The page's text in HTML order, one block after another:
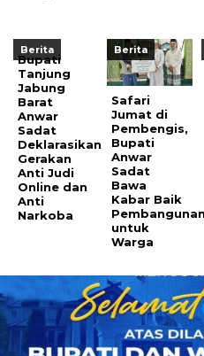
Berita
Bupati
Tanjung
Jabung
Barat
Anwar
Sadat
Deklarasikan
Gerakan
Anti Judi
Online dan
Anti
Narkoba
Berita
Safari
Jumat di
Pembengis,
Bupati
Anwar
Sadat
Bawa
Kabar Baik
Pembangunan
untuk
Warga